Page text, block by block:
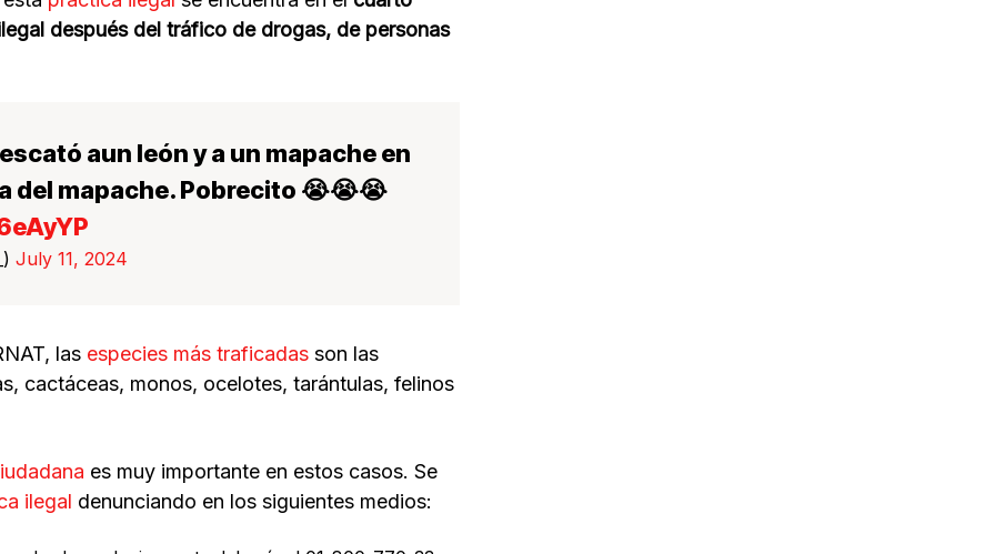
después del tráfico de drogas, de personas
aun león y a un mapache en
del mapache. Pobrecito 😭😭😭
July 11, 2024
las especies más traficadas son las
cactáceas, monos, ocelotes, tarántulas, felinos
es muy importante en estos casos. Se
ilegal denunciando en los siguientes medios: